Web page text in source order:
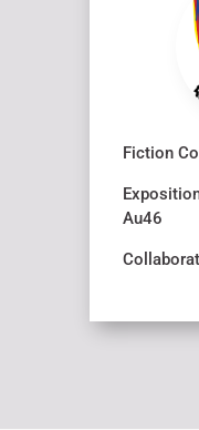
Fiction
Au46